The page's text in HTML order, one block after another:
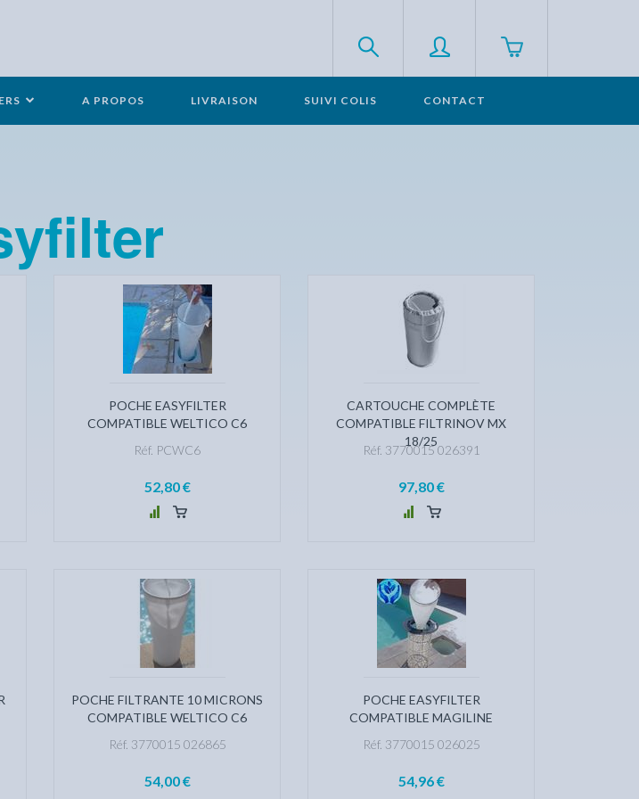
A PROPOS LIVRAISON SUIVI COLIS CONTACT
POCHE EASYFILTER
COMPATIBLE WELTICO C6
Réf. PCWC6
52,80 €
CARTOUCHE COMPLÈTE
COMPATIBLE FILTRINOV MX
18/25
Réf. 3770015 026391
97,80 €
POCHE FILTRANTE 10 MICRONS
COMPATIBLE WELTICO C6
Réf. 3770015 026865
54,00 €
POCHE EASYFILTER
COMPATIBLE MAGILINE
Réf. 3770015 026025
54,96 €